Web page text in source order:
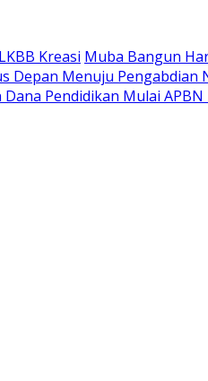
Kreasi Muba Bangun
Depan Menuju
Pendidikan Mulai APBN